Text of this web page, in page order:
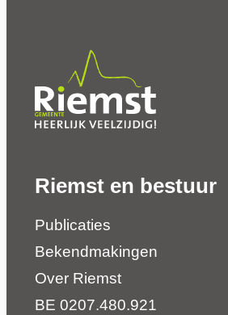
Riemst en bestuur
Publicaties
Bekendmakingen
Over Riemst
BE 0207.480.921